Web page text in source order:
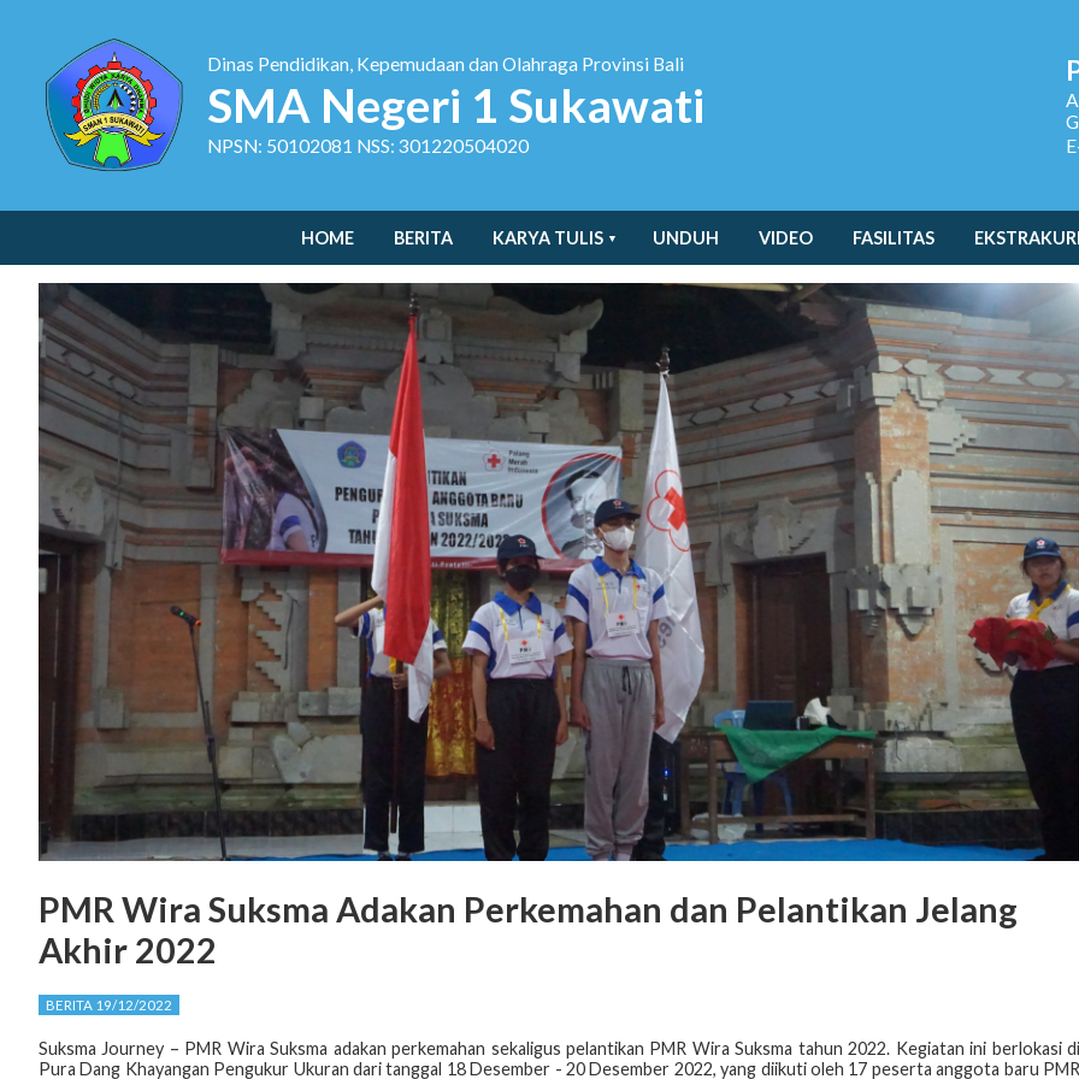
Dinas Pendidikan, Kepemudaan dan Olahraga Provinsi Bali
SMA Negeri 1 Sukawati
NPSN: 50102081 NSS: 301220504020
HOME BERITA KARYA TULIS UNDUH VIDEO FASILITAS
PMR Wira Suksma Adakan Perkemahan dan Pelantikan Jelang
Akhir 2022
BERITA 19/12/2022
Suksma Journey – PMR Wira Suksma adakan perkemahan sekaligus pelantikan PMR Wira Suksma tahun 2022. Kegiatan ini berlokasi di
Pura Dang Khayangan Pengukur Ukuran dari tanggal 18 Desember - 20 Desember 2022, yang diikuti oleh 17 peserta anggota baru PMR